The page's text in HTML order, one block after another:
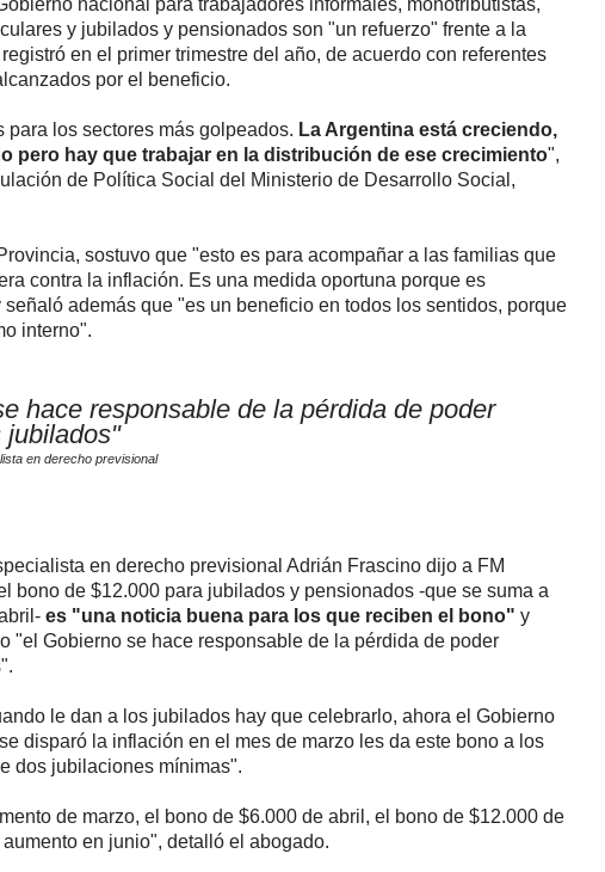
y jubilados y pensionados son "un refuerzo" frente a la
en el primer trimestre del año, de acuerdo con referentes
por el beneficio.
para los sectores más golpeados. La Argentina está creciendo,
pero hay que trabajar en la distribución de ese crecimiento",
de Política Social del Ministerio de Desarrollo Social,
sostuvo que "esto es para acompañar a las familias que
contra la inflación. Es una medida oportuna porque es
además que "es un beneficio en todos los sentidos, porque
interno".
hace responsable de la pérdida de poder
jubilados"
en derecho previsional
en derecho previsional Adrián Frascino dijo a FM
bono de $12.000 para jubilados y pensionados -que se suma a
es "una noticia buena para los que reciben el bono" y
"el Gobierno se hace responsable de la pérdida de poder
le dan a los jubilados hay que celebrarlo, ahora el Gobierno
disparó la inflación en el mes de marzo les da este bono a los
dos jubilaciones mínimas".
de marzo, el bono de $6.000 de abril, el bono de $12.000 de
en junio", detalló el abogado.